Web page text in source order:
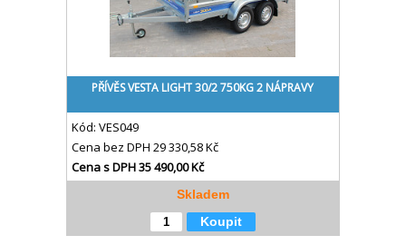
PŘÍVĚS VESTA LIGHT 30/2 750KG 2 NÁPRAVY
Kód: VES049
Cena bez DPH 29 330,58 Kč
Cena s DPH35 490,00 Kč
Skladem
Koupit